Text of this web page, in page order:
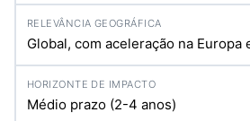
Global, com aceleração na Europa
Médio prazo (2-4 anos)